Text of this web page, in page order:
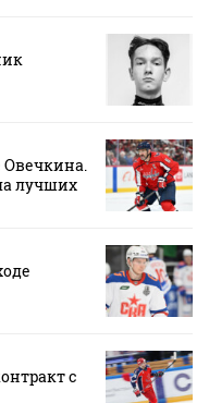
Овечкина.
лучших
с